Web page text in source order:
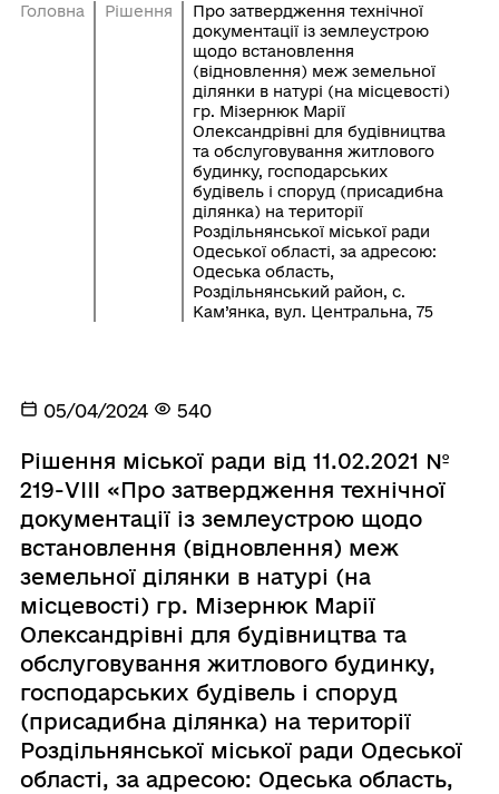
Головна Рішення
Про затвердження технічної
документації із землеустрою
щодо встановлення
(відновлення) меж земельної
ділянки в натурі (на місцевості)
гр. Мізернюк Марії
Олександрівні для будівництва
та обслуговування житлового
будинку, господарських
будівель і споруд (присадибна
ділянка) на території
Роздільнянської міської ради
Одеської області, за адресою:
Одеська область,
Роздільнянський район, с.
Кам’янка, вул. Центральна, 75
05/04/2024 540
Рішення міської ради від 11.02.2021 №
219-VIII «Про затвердження технічної
документації із землеустрою щодо
встановлення (відновлення) меж
земельної ділянки в натурі (на
місцевості) гр. Мізернюк Марії
Олександрівні для будівництва та
обслуговування житлового будинку,
господарських будівель і споруд
(присадибна ділянка) на території
Роздільнянської міської ради Одеської
області, за адресою: Одеська область,